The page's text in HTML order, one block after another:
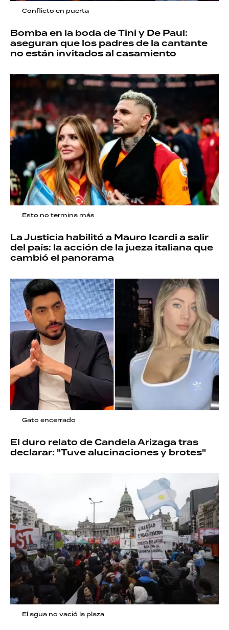
Conflicto en puerta
Bomba en la boda de Tini y De Paul:
aseguran que los padres de la cantante
no están invitados al casamiento
Esto no termina más
La Justicia habilitó a Mauro Icardi a salir
del país: la acción de la jueza italiana que
cambió el panorama
Gato encerrado
El duro relato de Candela Arizaga tras
declarar: "Tuve alucinaciones y brotes"
El agua no vació la plaza